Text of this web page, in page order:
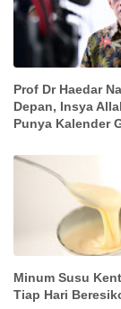
Prof Dr Haedar
Depan, Insya
Punya Kalender
Minum Susu
Tiap Hari